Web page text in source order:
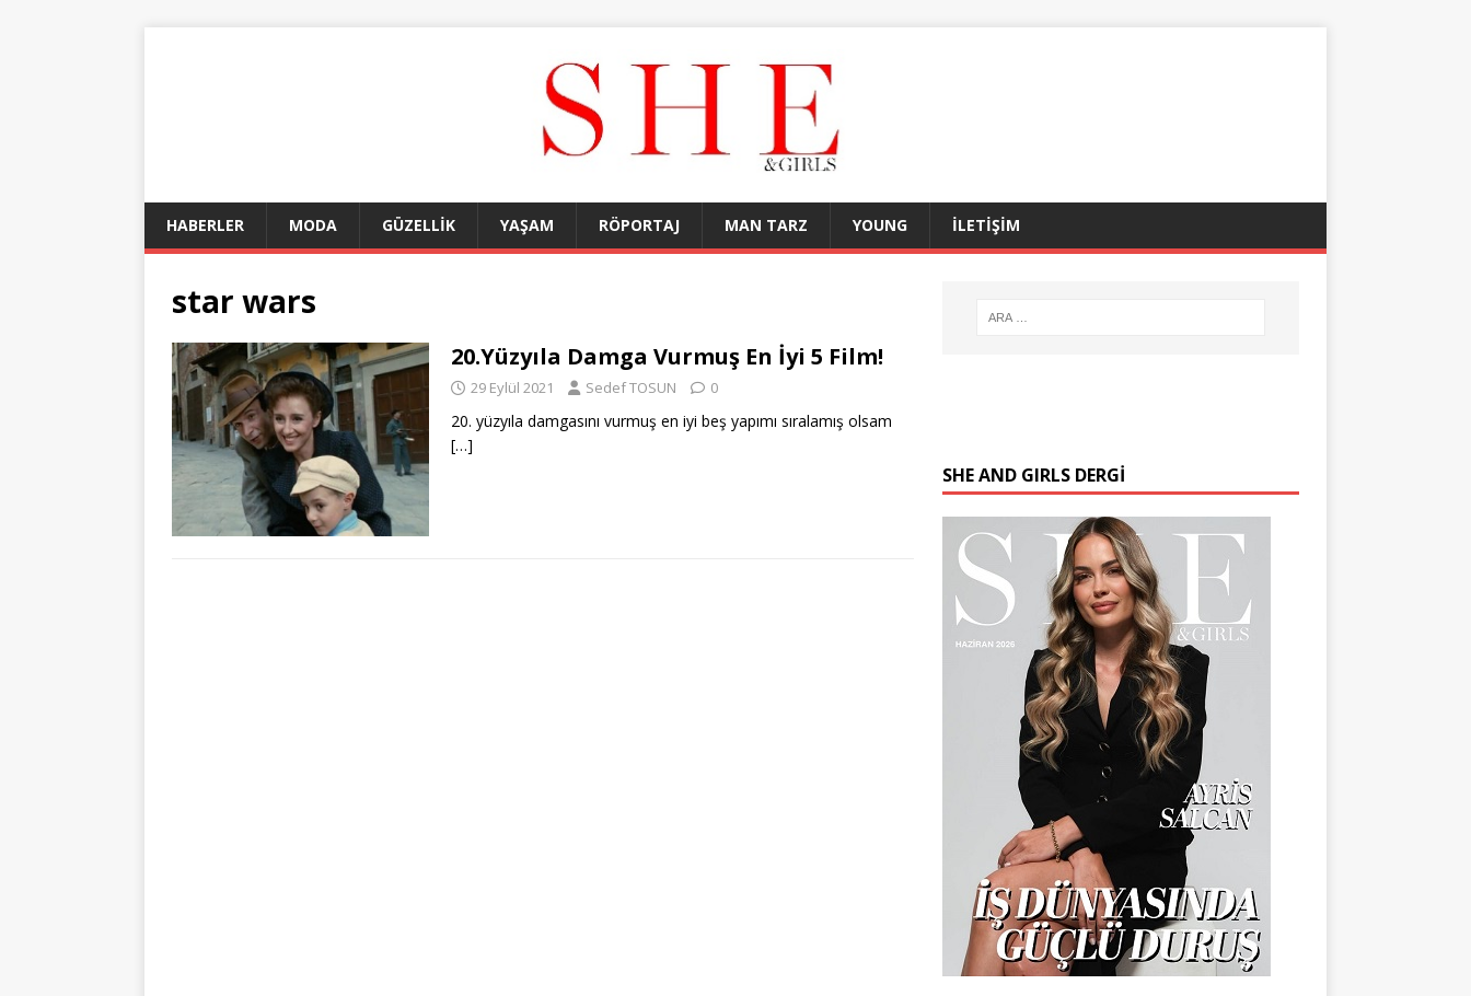
HABERLER MODA GÜZELLİK YAŞAM RÖPORTAJ MAN TARZ YOUNG İLETİŞİM
star wars
20.Yüzyıla Damga Vurmuş En İyi 5 Film!
29 Eylül 2021 Sedef TOSUN 0
20. yüzyıla damgasını vurmuş en iyi beş yapımı sıralamış olsam
[…]
SHE AND GIRLS DERGİ